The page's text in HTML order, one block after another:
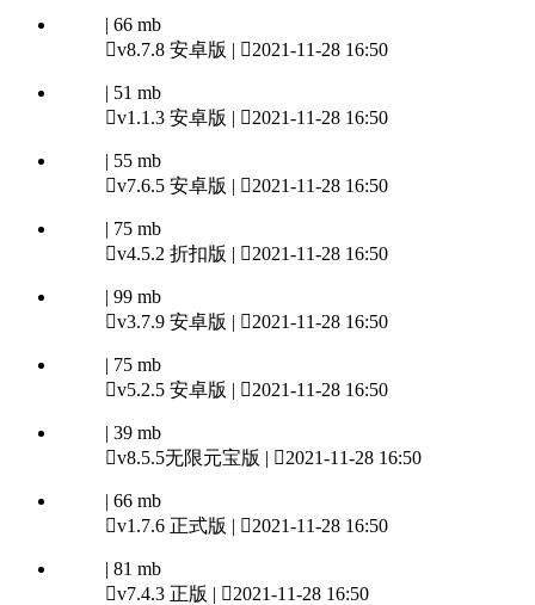
| 66 mb
v8.7.8 安卓版 | 2021-11-28 16:50
| 51 mb
v1.1.3 安卓版 | 2021-11-28 16:50
| 55 mb
v7.6.5 安卓版 | 2021-11-28 16:50
| 75 mb
v4.5.2 折扣版 | 2021-11-28 16:50
| 99 mb
v3.7.9 安卓版 | 2021-11-28 16:50
| 75 mb
v5.2.5 安卓版 | 2021-11-28 16:50
| 39 mb
v8.5.5无限元宝版 | 2021-11-28 16:50
| 66 mb
v1.7.6 正式版 | 2021-11-28 16:50
| 81 mb
v7.4.3 正版 | 2021-11-28 16:50